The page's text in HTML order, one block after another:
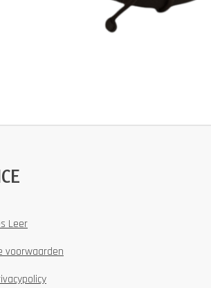
Leer
voorwaarden